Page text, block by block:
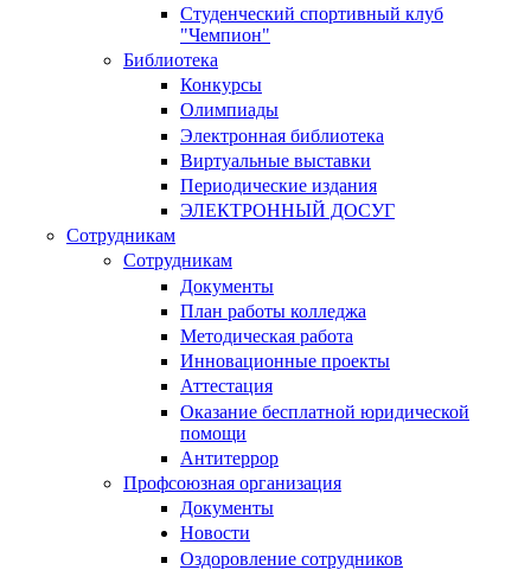
Студенческий спортивный клуб
"Чемпион"
Библиотека
Конкурсы
Олимпиады
Электронная библиотека
Виртуальные выставки
Периодические издания
ЭЛЕКТРОННЫЙ ДОСУГ
Сотрудникам
Сотрудникам
Документы
План работы колледжа
Методическая работа
Инновационные проекты
Аттестация
Оказание бесплатной юридической
помощи
Антитеррор
Профсоюзная организация
Документы
Новости
Оздоровление сотрудников